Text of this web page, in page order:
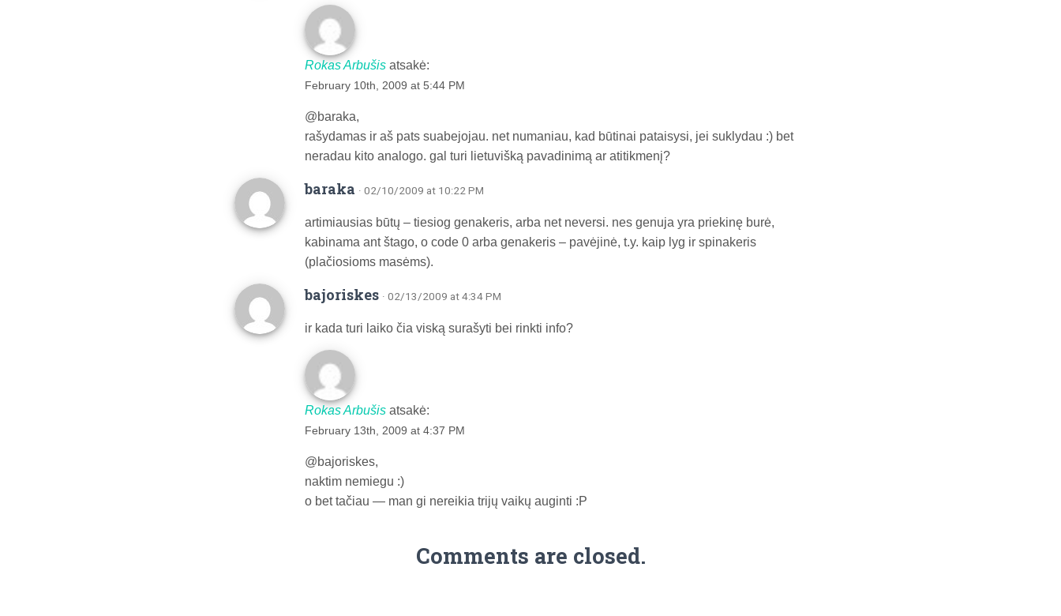
Rokas Arbušis atsakė:
February 10th, 2009 at 5:44 PM
@baraka,
rašydamas ir aš pats suabejojau. net numaniau, kad būtinai pataisysi, jei suklydau :) bet
neradau kito analogo. gal turi lietuvišką pavadinimą ar atitikmenį?
baraka · 02/10/2009 at 10:22 PM
artimiausias būtų – tiesiog genakeris, arba net neversi. nes genuja yra priekinę burė,
kabinama ant štago, o code 0 arba genakeris – pavėjinė, t.y. kaip lyg ir spinakeris
(plačiosioms masėms).
bajoriskes · 02/13/2009 at 4:34 PM
ir kada turi laiko čia viską surašyti bei rinkti info?
Rokas Arbušis atsakė:
February 13th, 2009 at 4:37 PM
@bajoriskes,
naktim nemiegu :)
o bet tačiau — man gi nereikia trijų vaikų auginti :P
Comments are closed.